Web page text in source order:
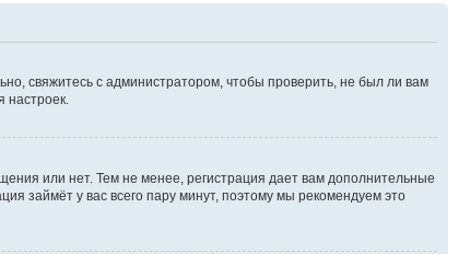
свяжитесь с администратором, чтобы проверить, не был ли вам
или нет. Тем не менее, регистрация дает вам дополнительные
займёт у вас всего пару минут, поэтому мы рекомендуем это